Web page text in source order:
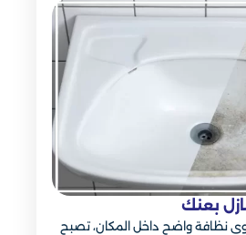
بعنك
نظافة واضح داخل المكان، تصبح